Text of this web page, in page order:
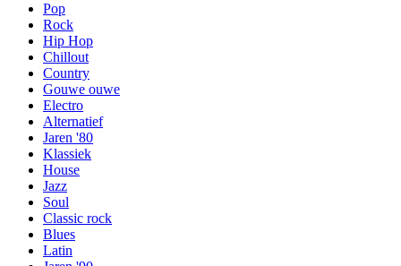
Pop
Rock
Hip Hop
Chillout
Country
Gouwe ouwe
Electro
Alternatief
Jaren '80
Klassiek
House
Jazz
Soul
Classic rock
Blues
Latin